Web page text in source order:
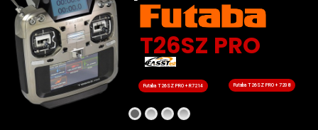
T26SZ PRO
Futaba T26SZ PRO + 7208
Futaba T26SZ PRO + R7214